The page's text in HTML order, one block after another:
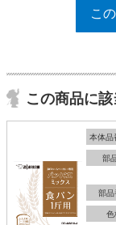
こ
この商品に
本体品
部
部
色